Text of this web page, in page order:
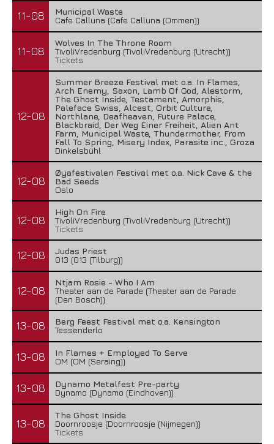
11-08
Municipal Waste
Cafe Calluna (Cafe Calluna (Ommen))
11-08
Wolves In The Throne Room
TivoliVredenburg (TivoliVredenburg (Utrecht))
Tickets
12-08
Summer Breeze Festival met o.a. In Flames,
Arch Enemy, Saxon, Lamb Of God, Alestorm,
The Ghost Inside, Testament, Amorphis,
Paleface Swiss, Alcest, Orbit Culture,
Northlane, Deafheaven, Future Palace,
Blackbraid, Der Weg Einer Freiheit, Alien Ant
Farm, Municipal Waste, Thundermother, From
Fall To Spring, Misery Index, Parasite inc., Groza
Dinkelsbühl
12-08
Øyafestivalen Festival met o.a. Nick Cave & the
Bad Seeds
Oslo
12-08
High On Fire
TivoliVredenburg (TivoliVredenburg (Utrecht))
Tickets
12-08
Judas Priest
013 (013 (Tilburg))
12-08
Ntjam Rosie - Who I Am
Theater aan de Parade (Theater aan de Parade
(Den Bosch))
13-08
Berg Feest Festival met o.a. Kensington
Tessenderlo
13-08
In Flames + Employed To Serve
OM (OM (Seraing))
13-08
Dynamo Metalfest Pre-party
Dynamo (Dynamo (Eindhoven))
13-08
The Ghost Inside
Doornroosje (Doornroosje (Nijmegen))
Tickets